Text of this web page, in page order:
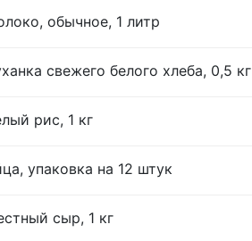
обычное, 1 литр
свежего белого хлеба, 0,5 кг
рис, 1 кг
упаковка на 12 штук
сыр, 1 кг